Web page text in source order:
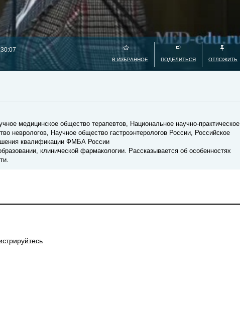
В ИЗБРАННОЕ ПОДЕЛИТЬСЯ ОТЛОЖИТЬ
медицинское общество терапевтов, Национальное научно-практическое
неврологов, Научное общество гастроэнтерологов России, Российское
квалификации ФМБА России
клинической фармакологии. Рассказывается об особенностях